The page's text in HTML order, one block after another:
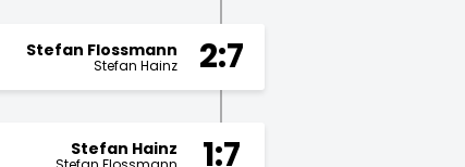
2:7
Stefan Flossmann
Stefan Hainz
1:7
Stefan Hainz